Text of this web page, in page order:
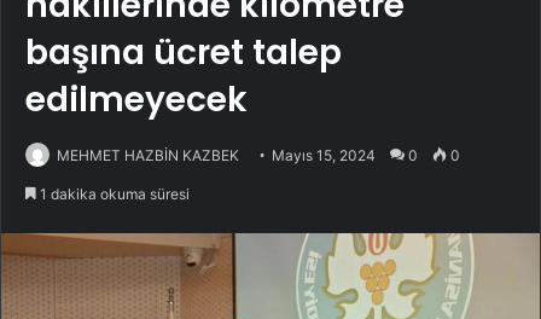
başına ücret talep
edilmeyecek
MEHMET HAZBİN KAZBEK Mayıs 15, 2024 0 0
1 dakika okuma süresi